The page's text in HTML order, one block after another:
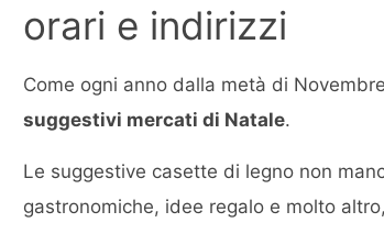
orari e indirizzi
Come ogni anno dalla metà di
suggestivi mercati di Natale.
Le suggestive casette di legno non
gastronomiche, idee regalo e molto